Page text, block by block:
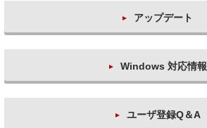
アップデート
Windows 対応情報
ユーザ登録Q＆A